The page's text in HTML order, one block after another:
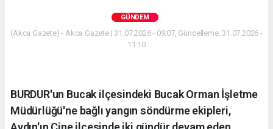
GÜNDEM
(Akca Gazete) - Akca Gazete | 31.07.2026 - 09:07, Güncelleme: 31.07.2026 -
11:10
BURDUR'un Bucak ilçesindeki Bucak Orman İşletme
Müdürlüğü'ne bağlı yangın söndürme ekipleri,